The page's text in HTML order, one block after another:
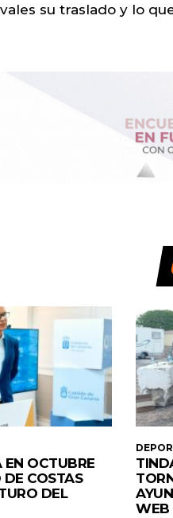
su traslado y lo
EN OCTUBRE
DE COSTAS
DEL
WEB